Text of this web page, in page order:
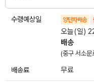
수령예상일 양탄자배송
오늘(일)
배송
(중구 서소
배송료 무료